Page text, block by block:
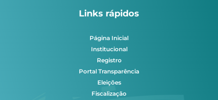
Links rápidos
Página Inicial
Institucional
Registro
Portal Transparência
Eleições
Fiscalização